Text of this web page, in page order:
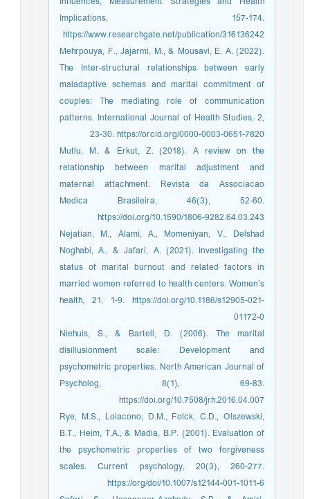
Implications, 157-174.
https://www.researchgate.net/publication/316136242
Mehrpouya, F., Jajarmi, M., & Mousavi, E. A. (2022).
The Inter-structural relationships between early
maladaptive schemas and marital commitment of
couples: The mediating role of communication
patterns. International Journal of Health Studies, 2,
23-30. https://orcid.org/0000-0003-0651-7820
Mutlu, M. & Erkut, Z. (2018). A review on the
relationship between marital adjustment and
maternal attachment. Revista da Associacao
Medica Brasileira, 46(3), 52-60.
https://doi.org/10.1590/1806-9282.64.03.243
Nejatian, M., Alami, A., Momeniyan, V., Delshad
Noghabi, A., & Jafari, A. (2021). Investigating the
status of marital burnout and related factors in
married women referred to health centers. Women’s
health, 21, 1-9. https://doi.org/10.1186/s12905-021-
01172-0
Niehuis, S., & Bartell, D. (2006). The marital
disillusionment scale: Development and
psychometric properties. North American Journal of
Psycholog, 8(1), 69-83.
https://doi.org/10.7508/jrh.2016.04.007
Rye, M.S., Loiacono, D.M., Folck, C.D., Olszewski,
B.T., Heim, T.A., & Madia, B.P. (2001). Evaluation of
the psychometric properties of two forgiveness
scales. Current psychology, 20(3), 260-277.
https://org/doi/10.1007/s12144-001-1011-6